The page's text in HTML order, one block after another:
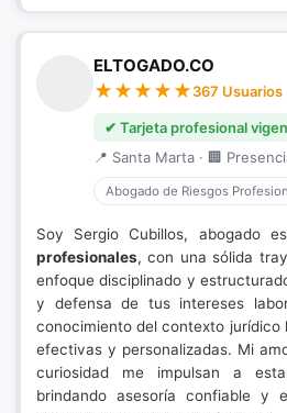
ELTOGADO.CO
367 Usuarios
✔ Tarjeta profesional
📍 Santa Marta · 🏢
Abogado de Riesgos
Soy Sergio Cubillos, abogado
profesionales, con una sólida
enfoque disciplinado y
y defensa de tus intereses
conocimiento del contexto jurídico
efectivas y personalizadas. Mi
curiosidad me impulsan a
brindando asesoría confiable y